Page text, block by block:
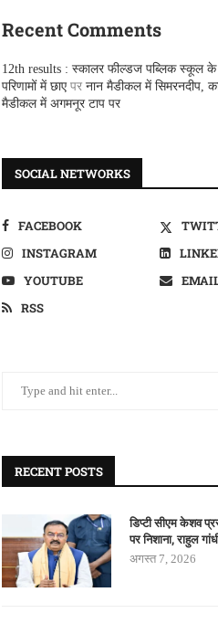
Recent Comments
12th results : स्कालर फील्डज पब्लिक स्कूल के
परिणामों में छाएपर नान मैडीकल में सिमरनदीप,
मैडीकल में अगमनूर टाप पर
SOCIAL NETWORKS
FACEBOOK
INSTAGRAM
YOUTUBE
RSS
RECENT POSTS
डिप्टी सीएम केशव
पर निशाना, राहुल
अगस्त 7, 2026